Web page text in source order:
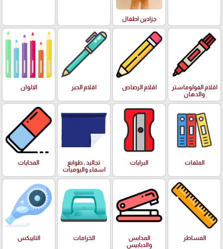
جزادين اطفال
اقلام الفولوماستر
والدهان
اقلام الرصاص اقلام الحبر الالوان
الملفات البرايات
تجاليد , طوابع
اسماء واليوميات
المحايات
المساطر
المدابس
والدبابيس
الخرامات التايبكس